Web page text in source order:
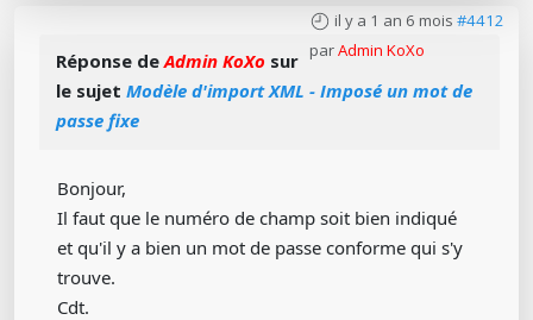
il y a 1 an 6 mois #4412
parAdmin KoXo
Réponse deAdmin KoXo sur
le sujet Modèle d'import XML - Imposé un mot de
passe fixe
Bonjour,
Il faut que le numéro de champ soit bien indiqué
et qu'il y a bien un mot de passe conforme qui s'y
trouve.
Cdt.